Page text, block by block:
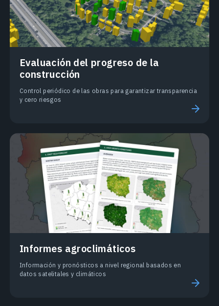
Evaluación del progreso de la
construcción
Control periódico de las obras para garantizar transparencia
y cero riesgos
Informes agroclimáticos
Información y pronósticos a nivel regional basados en
datos satelitales y climáticos